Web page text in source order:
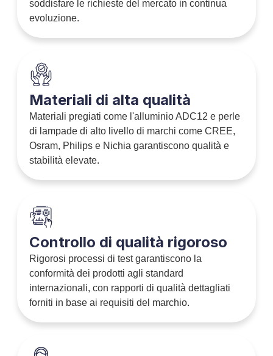
soddisfare le richieste del mercato in continua
evoluzione.
Materiali di alta qualità
Materiali pregiati come l'alluminio ADC12 e perle
di lampade di alto livello di marchi come CREE,
Osram, Philips e Nichia garantiscono qualità e
stabilità elevate.
Controllo di qualità rigoroso
Rigorosi processi di test garantiscono la
conformità dei prodotti agli standard
internazionali, con rapporti di qualità dettagliati
forniti in base ai requisiti del marchio.